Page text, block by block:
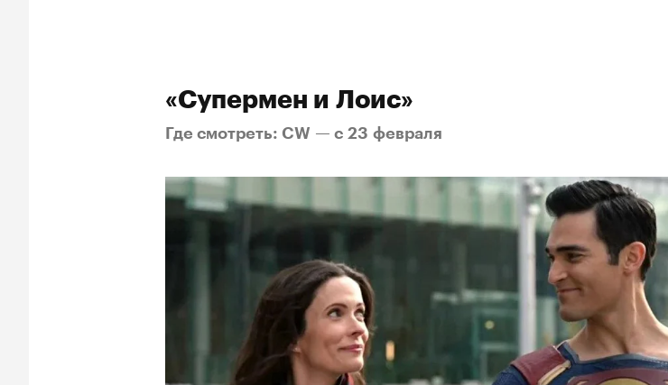
«Супермен и Лоис»
Где смотреть: CW — с 23 февраля